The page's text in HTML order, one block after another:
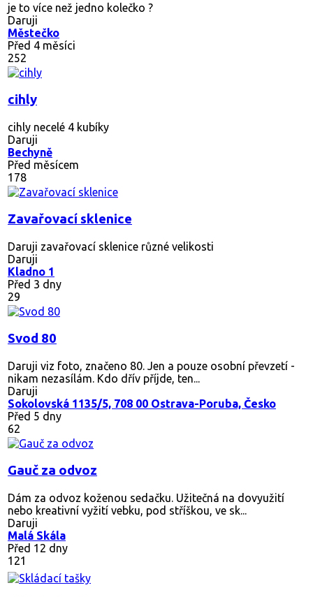
je to více než jedno kolečko ?
Daruji
Městečko
Před 4 měsíci
252
cihly
cihly necelé 4 kubíky
Daruji
Bechyně
Před měsícem
178
Zavařovací sklenice
Daruji zavařovací sklenice různé velikosti
Daruji
Kladno 1
Před 3 dny
29
Svod 80
Daruji viz foto, značeno 80. Jen a pouze osobní převzetí -
nikam nezasílám. Kdo dřív příjde, ten...
Daruji
Sokolovská 1135/5, 708 00 Ostrava-Poruba, Česko
Před 5 dny
62
Gauč za odvoz
Dám za odvoz koženou sedačku. Užitečná na dovyužití
nebo kreativní vyžití vebku, pod stříškou, ve sk...
Daruji
Malá Skála
Před 12 dny
121